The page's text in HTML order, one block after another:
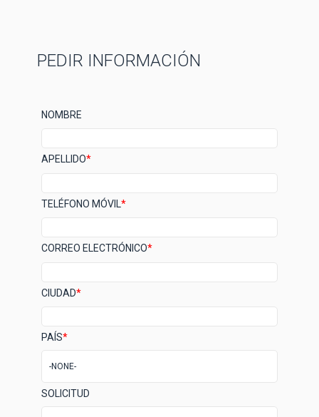
PEDIR INFORMACIÓN
NOMBRE
APELLIDO*
TELÉFONO MÓVIL*
CORREO ELECTRÓNICO*
CIUDAD*
PAÍS*
SOLICITUD